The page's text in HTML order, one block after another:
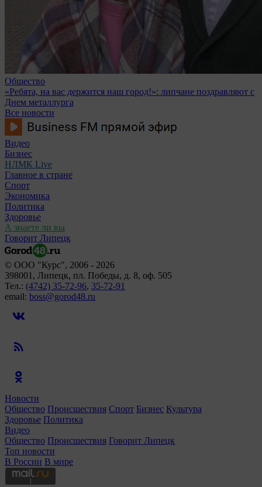
Общество
«Ребята, на вас держится наш город!»: липчане поздравляют с
Днем металлурга
Все новости
Видео
Бизнес
НЛМК Live
Главное в стране
Спорт
Экономика
Политика
Здоровье
А знаете ли вы
Говорит Липецк
© ООО "Курс", 2006 - 2026
398001, Липецк, пл. Победы, д. 8, оф. 505
Тел.: (4742) 35-72-96, 35-72-91
email: boss@gorod48.ru
Новости
Общество Происшествия Спорт Бизнес Культура
Здоровье Политика
Видео
Общество Происшествия Говорит Липецк
Топ новости
В России В мире